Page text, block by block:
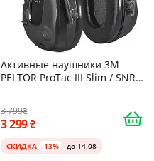
Активные наушники 3M
PELTOR ProTac III Slim / SNR
(MT13H220A)
3 799
3 299
СКИДКА -13% до 14.08